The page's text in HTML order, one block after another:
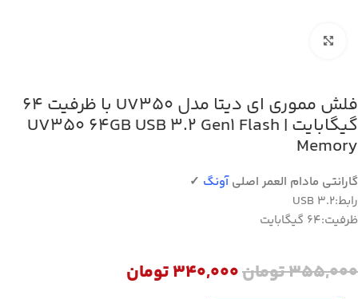
فلش مموری ای دیتا مدل UV350 با ظرفیت 64
گیگابایت | UV350 64GB USB 3.2 Gen1 Flash
Memory
گارانتی مادام العمر اصلیآونگ ✓
رابط:USB 3.2
ظرفیت:64 گیگابایت
355,000تومان340,000تومان